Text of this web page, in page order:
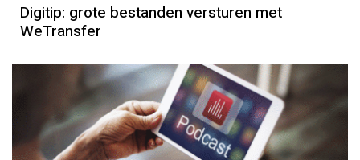
Digitip: grote bestanden versturen met
WeTransfer